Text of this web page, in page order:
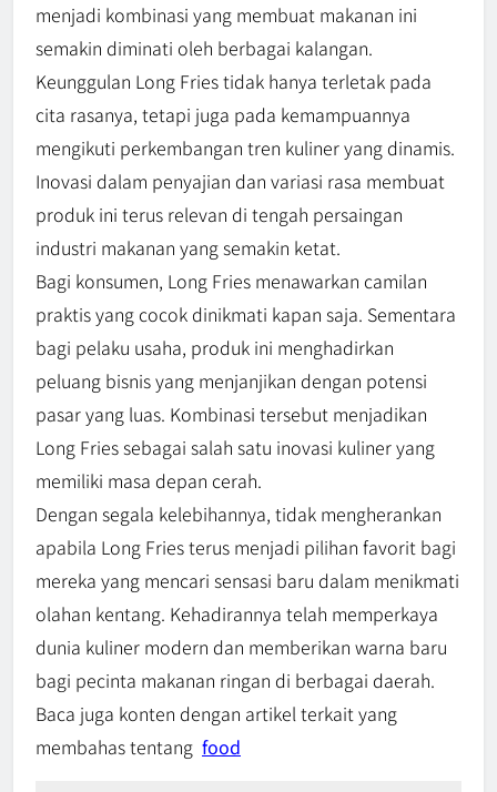
menjadi kombinasi yang membuat makanan ini
semakin diminati oleh berbagai kalangan.
Keunggulan Long Fries tidak hanya terletak pada
cita rasanya, tetapi juga pada kemampuannya
mengikuti perkembangan tren kuliner yang dinamis.
Inovasi dalam penyajian dan variasi rasa membuat
produk ini terus relevan di tengah persaingan
industri makanan yang semakin ketat.
Bagi konsumen, Long Fries menawarkan camilan
praktis yang cocok dinikmati kapan saja. Sementara
bagi pelaku usaha, produk ini menghadirkan
peluang bisnis yang menjanjikan dengan potensi
pasar yang luas. Kombinasi tersebut menjadikan
Long Fries sebagai salah satu inovasi kuliner yang
memiliki masa depan cerah.
Dengan segala kelebihannya, tidak mengherankan
apabila Long Fries terus menjadi pilihan favorit bagi
mereka yang mencari sensasi baru dalam menikmati
olahan kentang. Kehadirannya telah memperkaya
dunia kuliner modern dan memberikan warna baru
bagi pecinta makanan ringan di berbagai daerah.
Baca juga konten dengan artikel terkait yang
membahas tentang food